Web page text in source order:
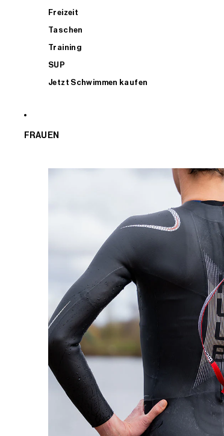
Freizeit
Taschen
Training
SUP
Jetzt Schwimmen kaufen
FRAUEN